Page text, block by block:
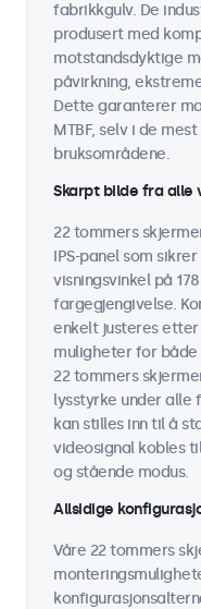
fabrikkgulv. De
produsert med
motstandsdyktige
påvirkning,
Dette garanterer
MTBF, selv i de
bruksområdene.
Skarpt bilde fra alle
22 tommers
IPS-panel som
visningsvinkel på
fargegjengivelse.
enkelt justeres
muligheter for
22 tommers
lysstyrke under alle
kan stilles inn til å
videosignal kobles
og stående modus.
Allsidige
Våre 22 tommers